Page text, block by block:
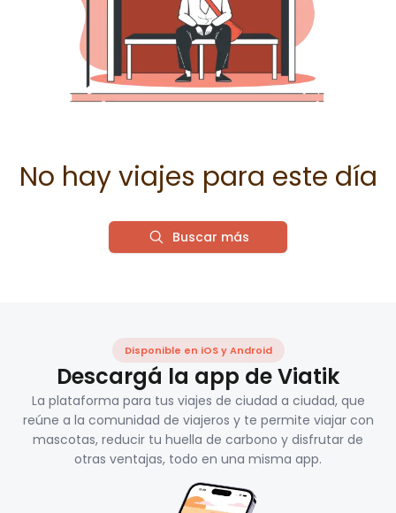
No hay viajes para este día
Buscar más
Disponible en iOS y Android
Descargá la app de Viatik
La plataforma para tus viajes de ciudad a ciudad, que
reúne a la comunidad de viajeros y te permite viajar con
mascotas, reducir tu huella de carbono y disfrutar de
otras ventajas, todo en una misma app.